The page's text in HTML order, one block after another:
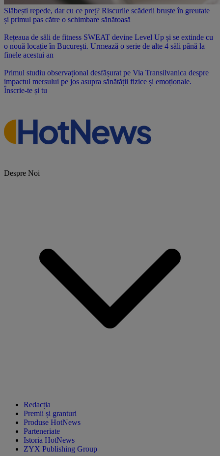
Slăbești repede, dar cu ce preț? Riscurile scăderii bruște în greutate
și primul pas către o schimbare sănătoasă
Rețeaua de săli de fitness SWEAT devine Level Up și se extinde cu
o nouă locație în București. Urmează o serie de alte 4 săli până la
finele acestui an
Primul studiu observațional desfășurat pe Via Transilvanica despre
impactul mersului pe jos asupra sănătății fizice și emoționale.
Înscrie-te și tu
Despre Noi
Redacția
Premii și granturi
Produse HotNews
Parteneriate
Istoria HotNews
ZYX Publishing Group